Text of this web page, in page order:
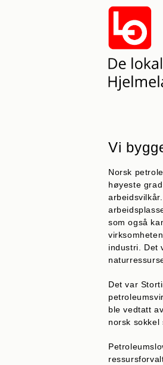
Vi
Norsk
høyeste
som også
industri. Det
Det var
ble vedtatt
norsk sokkel